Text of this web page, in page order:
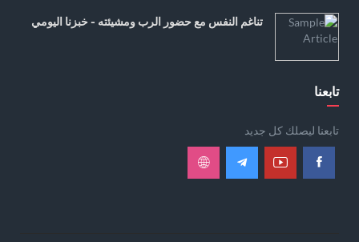
تناغم النفس مع حضور الرب ومشيئته - خبزنا اليومي
تابعنا
تابعنا ليصلك كل جديد